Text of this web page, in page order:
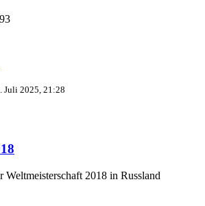
Juli 2025, 21:28
Weltmeisterschaft 2018 in Russland